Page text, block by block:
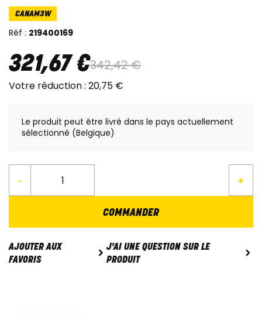
CANAM3W
Réf : 219400169
321,67€342,42€
Votre réduction : 20,75 €
Le produit peut être livré dans le pays actuellement
sélectionné (Belgique)
- +
COMMANDER
AJOUTER AUX
FAVORIS
J'AI UNE QUESTION SUR LE
PRODUIT